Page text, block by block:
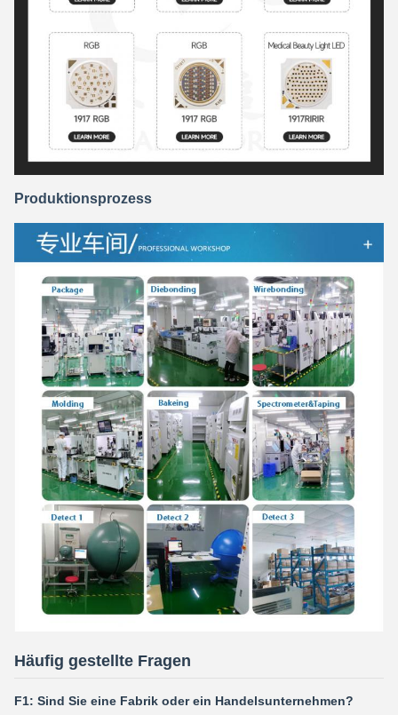
Produktionsprozess
Häufig gestellte Fragen
F1: Sind Sie eine Fabrik oder ein Handelsunternehmen?